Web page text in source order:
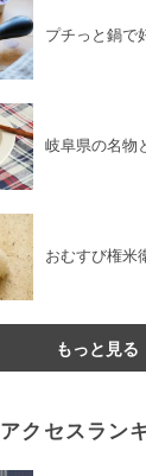
プチっと鍋で
岐阜県の名物
おむすび権米
もっと見る
アクセスラン